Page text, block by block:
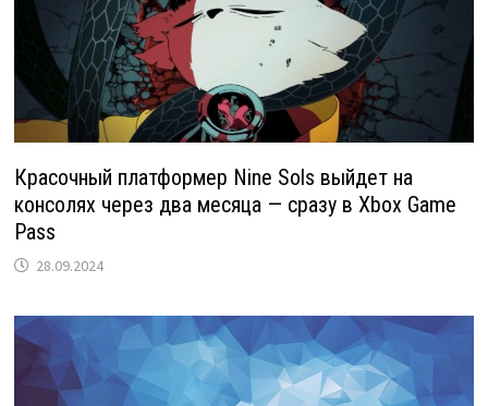
Красочный платформер Nine Sols выйдет на
консолях через два месяца — сразу в Xbox Game
Pass
28.09.2024